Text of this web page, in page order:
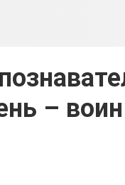
–